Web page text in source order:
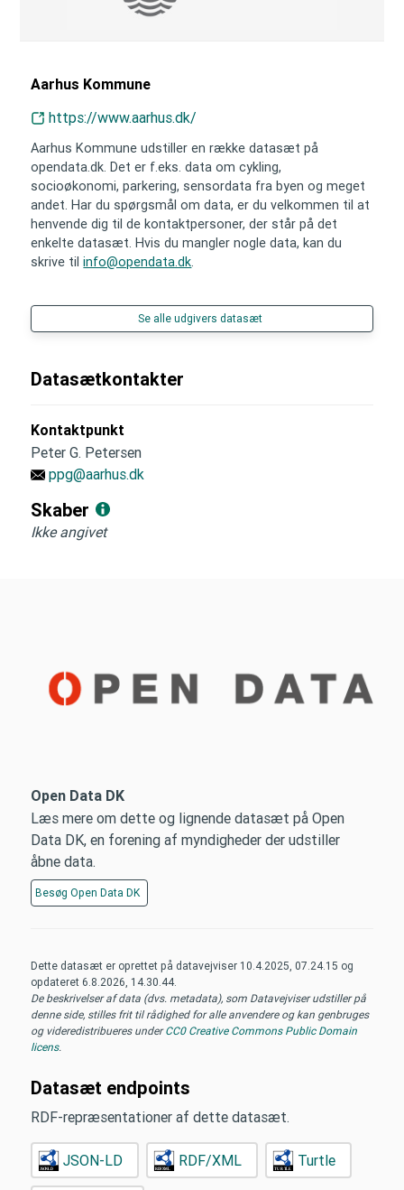
Aarhus Kommune
https://www.aarhus.dk/
Aarhus Kommune udstiller en række datasæt på
opendata.dk. Det er f.eks. data om cykling,
socioøkonomi, parkering, sensordata fra byen og meget
andet. Har du spørgsmål om data, er du velkommen til at
henvende dig til de kontaktpersoner, der står på det
enkelte datasæt. Hvis du mangler nogle data, kan du
skrive tilinfo@opendata.dk.
Se alle udgivers datasæt
Datasætkontakter
Kontaktpunkt
Peter G. Petersen
ppg@aarhus.dk
Skaber
Ikke angivet
Open Data DK
Læs mere om dette og lignende datasæt på Open
Data DK, en forening af myndigheder der udstiller
åbne data.
Besøg Open Data DK
Dette datasæt er oprettet på datavejviser 10.4.2025, 07.24.15 og
opdateret 6.8.2026, 14.30.44.
De beskrivelser af data (dvs. metadata), som Datavejviser udstiller på
denne side, stilles frit til rådighed for alle anvendere og kan genbruges
og videredistribueres underCC0 Creative Commons Public Domain
licens.
Datasæt endpoints
RDF-repræsentationer af dette datasæt.
JSON-LD RDF/XML Turtle